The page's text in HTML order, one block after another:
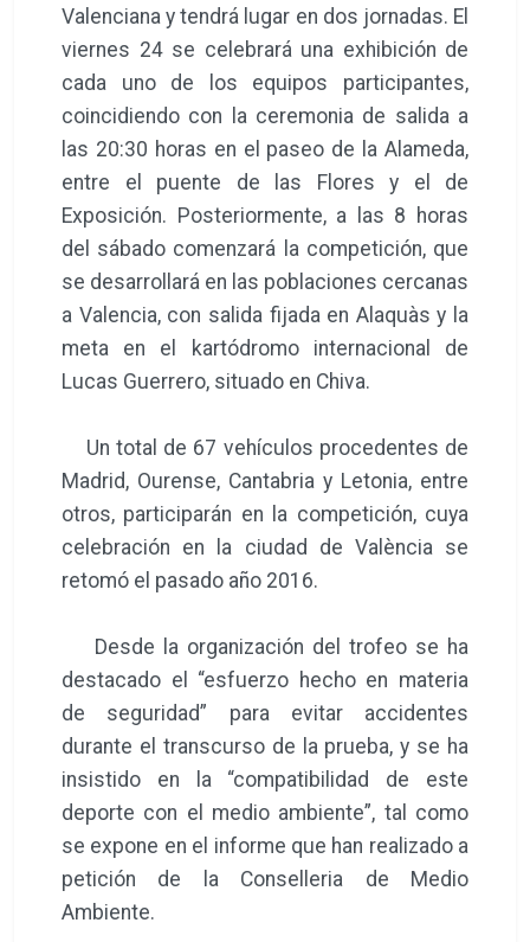
Valenciana y tendrá lugar en dos jornadas. El
viernes 24 se celebrará una exhibición de
cada uno de los equipos participantes,
coincidiendo con la ceremonia de salida a
las 20:30 horas en el paseo de la Alameda,
entre el puente de las Flores y el de
Exposición. Posteriormente, a las 8 horas
del sábado comenzará la competición, que
se desarrollará en las poblaciones cercanas
a Valencia, con salida fijada en Alaquàs y la
meta en el kartódromo internacional de
Lucas Guerrero, situado en Chiva.
Un total de 67 vehículos procedentes de
Madrid, Ourense, Cantabria y Letonia, entre
otros, participarán en la competición, cuya
celebración en la ciudad de València se
retomó el pasado año 2016.
Desde la organización del trofeo se ha
destacado el “esfuerzo hecho en materia
de seguridad” para evitar accidentes
durante el transcurso de la prueba, y se ha
insistido en la “compatibilidad de este
deporte con el medio ambiente”, tal como
se expone en el informe que han realizado a
petición de la Conselleria de Medio
Ambiente.